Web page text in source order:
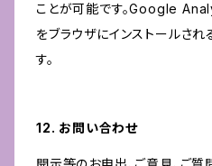
ことが可能です。Google
をブラウザにインストールさ
す。
12. お問い合わせ